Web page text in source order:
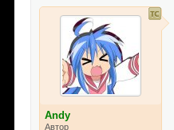
Andy
Автор